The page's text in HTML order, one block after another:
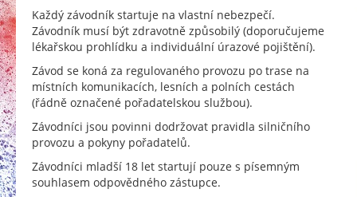
Každý závodník startuje na vlastní nebezpečí.
Závodník musí být zdravotně způsobilý (doporučujeme
lékařskou prohlídku a individuální úrazové pojištění).
Závod se koná za regulovaného provozu po trase na
místních komunikacích, lesních a polních cestách
(řádně označené pořadatelskou službou).
Závodníci jsou povinni dodržovat pravidla silničního
provozu a pokyny pořadatelů.
Závodníci mladší 18 let startují pouze s písemným
souhlasem odpovědného zástupce.